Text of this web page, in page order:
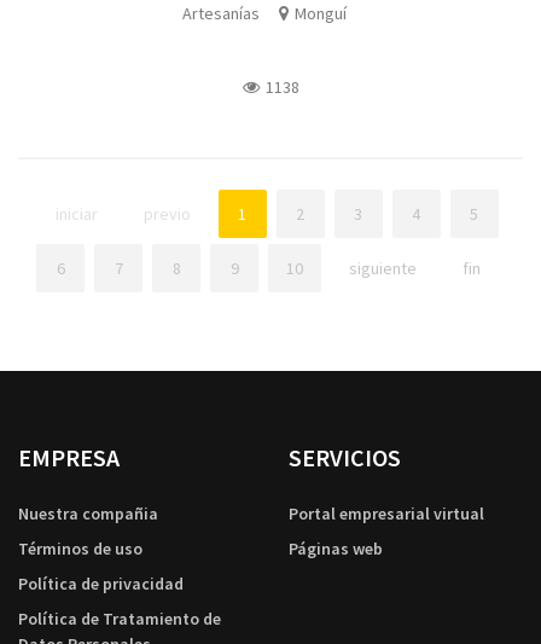
Artesanías
Monguí
1138
iniciar previo 1 2 3 4 5
6 7 8 9 10 siguiente fin
EMPRESA
Nuestra compañia
Términos de uso
Política de privacidad
Política de Tratamiento de
SERVICIOS
Portal empresarial virtual
Páginas web